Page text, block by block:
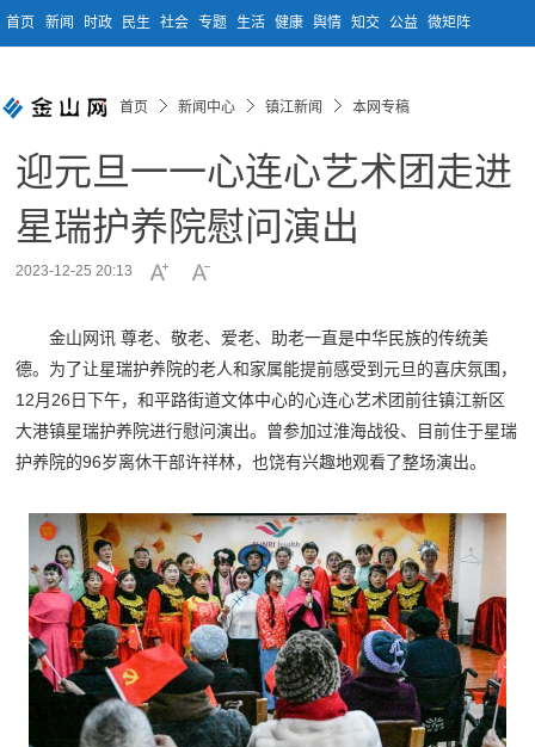
首页 新闻 时政 民生 社会 专题 生活 健康 舆情 知交 公益 微矩阵
首页 新闻中心 镇江新闻 本网专稿
迎元旦一一心连心艺术团走进
星瑞护养院慰问演出
2023-12-25 20:13
金山网讯 尊老、敬老、爱老、助老一直是中华民族的传统美
德。为了让星瑞护养院的老人和家属能提前感受到元旦的喜庆氛围，
12月26日下午，和平路街道文体中心的心连心艺术团前往镇江新区
大港镇星瑞护养院进行慰问演出。曾参加过淮海战役、目前住于星瑞
护养院的96岁离休干部许祥林，也饶有兴趣地观看了整场演出。